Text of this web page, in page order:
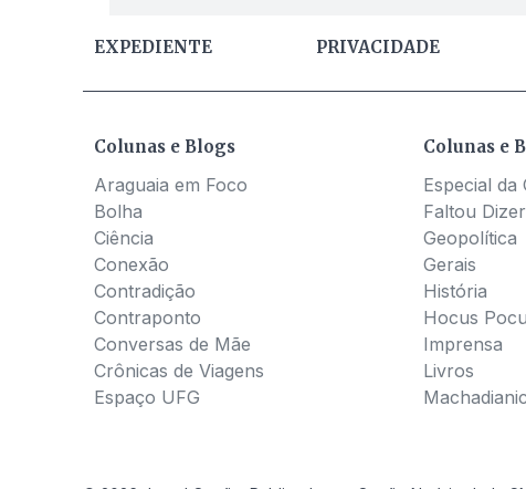
EXPEDIENTE PRIVACIDADE
Colunas e Blogs
Araguaia em Foco
Bolha
Ciência
Conexão
Contradição
Contraponto
Conversas de Mãe
Crônicas de Viagens
Espaço UFG
Colunas e
Especial da
Faltou Dizer
Geopolítica
Gerais
História
Hocus
Imprensa
Livros